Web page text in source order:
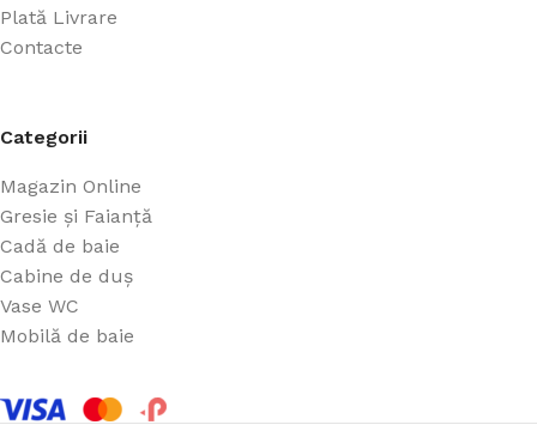
Plată Livrare
Contacte
Categorii
Magazin Online
Gresie și Faianță
Cadă de baie
Cabine de duș
Vase WC
Mobilă de baie